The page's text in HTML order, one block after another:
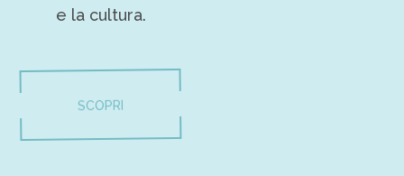
e la cultura.
SCOPRI